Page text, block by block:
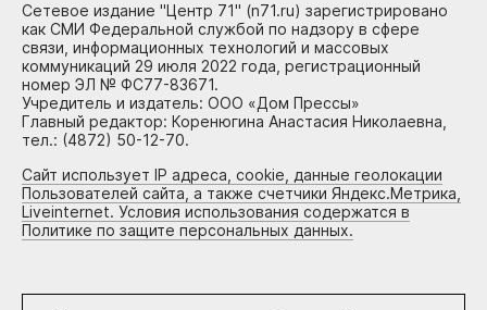
Сетевое издание "Центр 71" (n71.ru) зарегистрировано
как СМИ Федеральной службой по надзору в сфере
связи, информационных технологий и массовых
коммуникаций 29 июля 2022 года, регистрационный
номер ЭЛ № ФС77-83671.
Учредитель и издатель: ООО «Дом Прессы»
Главный редактор: Коренюгина Анастасия Николаевна,
тел.: (4872) 50-12-70.
Сайт использует IP адреса, cookie, данные геолокации
Пользователей сайта, а также счетчики Яндекс.Метрика,
Liveinternet. Условия использования содержатся в
Политике по защите персональных данных.